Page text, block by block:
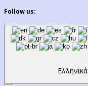
Follow us:
Ελληνικά